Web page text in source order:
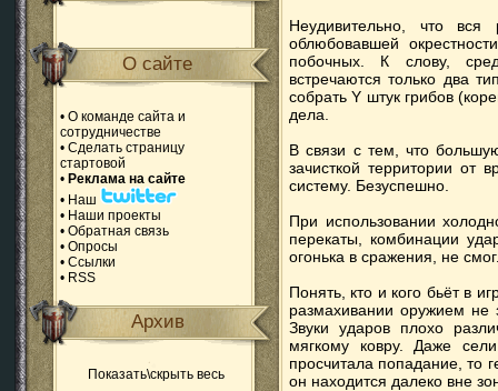
О сайте
• О команде сайта и
сотрудничестве
• Сделать страницу
стартовой
• Реклама на сайте
• Наш
• Наши проекты
• Обратная связь
• Опросы
• Ссылки
• RSS
Архив
Показать\скрыть весь
Неудивительно, что вся
облюбовавшей
побочных. К слову,
встречаются только два
собрать Y штук грибов
дела.
В связи с тем, что
зачисткой территории от
систему. Безуспешно.
При использовании
перекаты, комбинации
огонька в сражения, не
Понять, кто и кого бьёт в
размахивании оружием не
Звуки ударов плохо
мягкому ковру. Даже
просчитала попадание, то
он находится далеко вне